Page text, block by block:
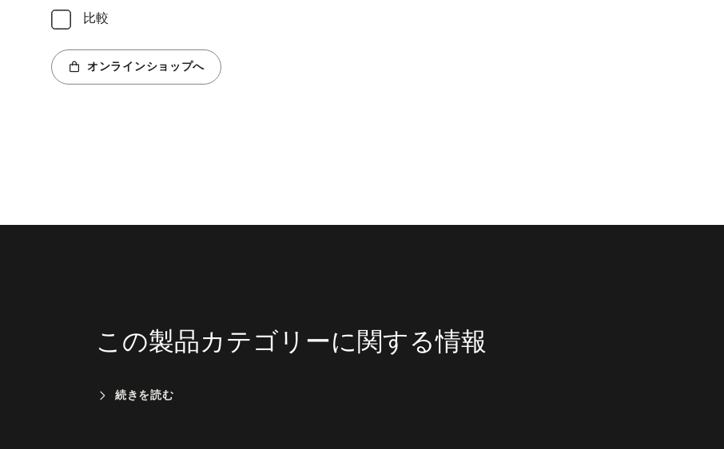
比較
オンラインショップへ
この製品カテゴリーに関する情報
続きを読む